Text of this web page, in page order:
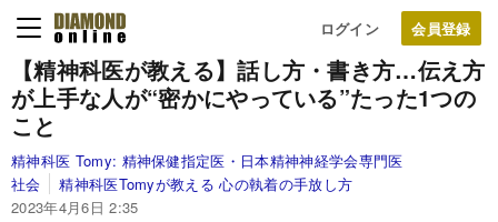
ログイン
【精神科医が教える】話し方・書き方…伝え方
が上手な人が“密かにやっている”たった1つの
こと
精神科医 Tomy: 精神保健指定医・日本精神神経学会専門医
社会
精神科医Tomyが教える 心の執着の手放し方
2023年4月6日 2:35